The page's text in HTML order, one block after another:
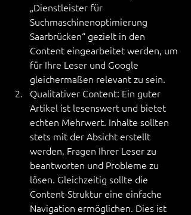
„Dienstleister für
Suchmaschinenoptimierung
Saarbrücken“ gezielt in den
Content eingearbeitet werden, um
für Ihre Leser und Google
gleichermaßen relevant zu sein.
Qualitativer Content: Ein guter
Artikel ist lesenswert und bietet
echten Mehrwert. Inhalte sollten
stets mit der Absicht erstellt
werden, Fragen Ihrer Leser zu
beantworten und Probleme zu
lösen. Gleichzeitig sollte die
Content-Struktur eine einfache
Navigation ermöglichen. Dies ist